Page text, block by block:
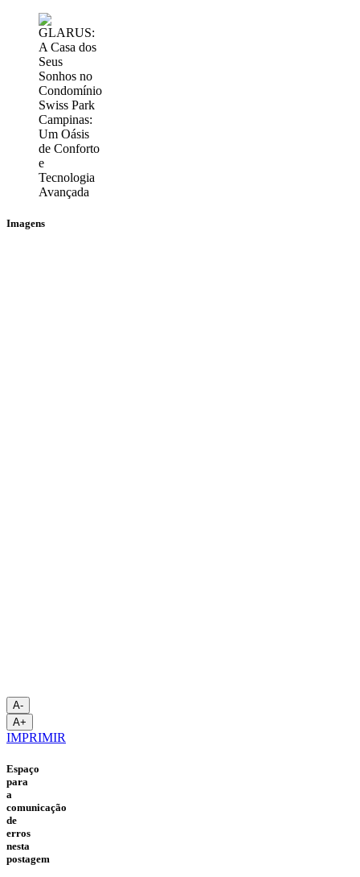
Imagens
A-
A+
IMPRIMIR
Espaço
para
a
comunicação
de
erros
nesta
postagem